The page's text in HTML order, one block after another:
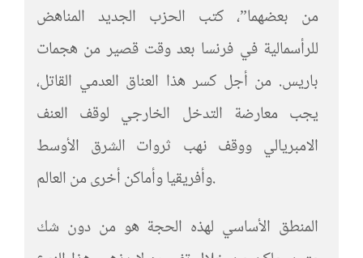
من بعضهما”، كتب الحزب الجديد المناهض
للرأسمالية في فرنسا بعد وقت قصير من هجمات
باريس. من أجل كسر هذا العناق العدمي القاتل،
يجب معارضة التدخل الخارجي لوقف العنف
الامبريالي ووقف نهب ثروات الشرق الأوسط
وأفريقيا وأماكن أخرى من العالم.
المنطق الأساسي لهذه الحجة هو من دون شك